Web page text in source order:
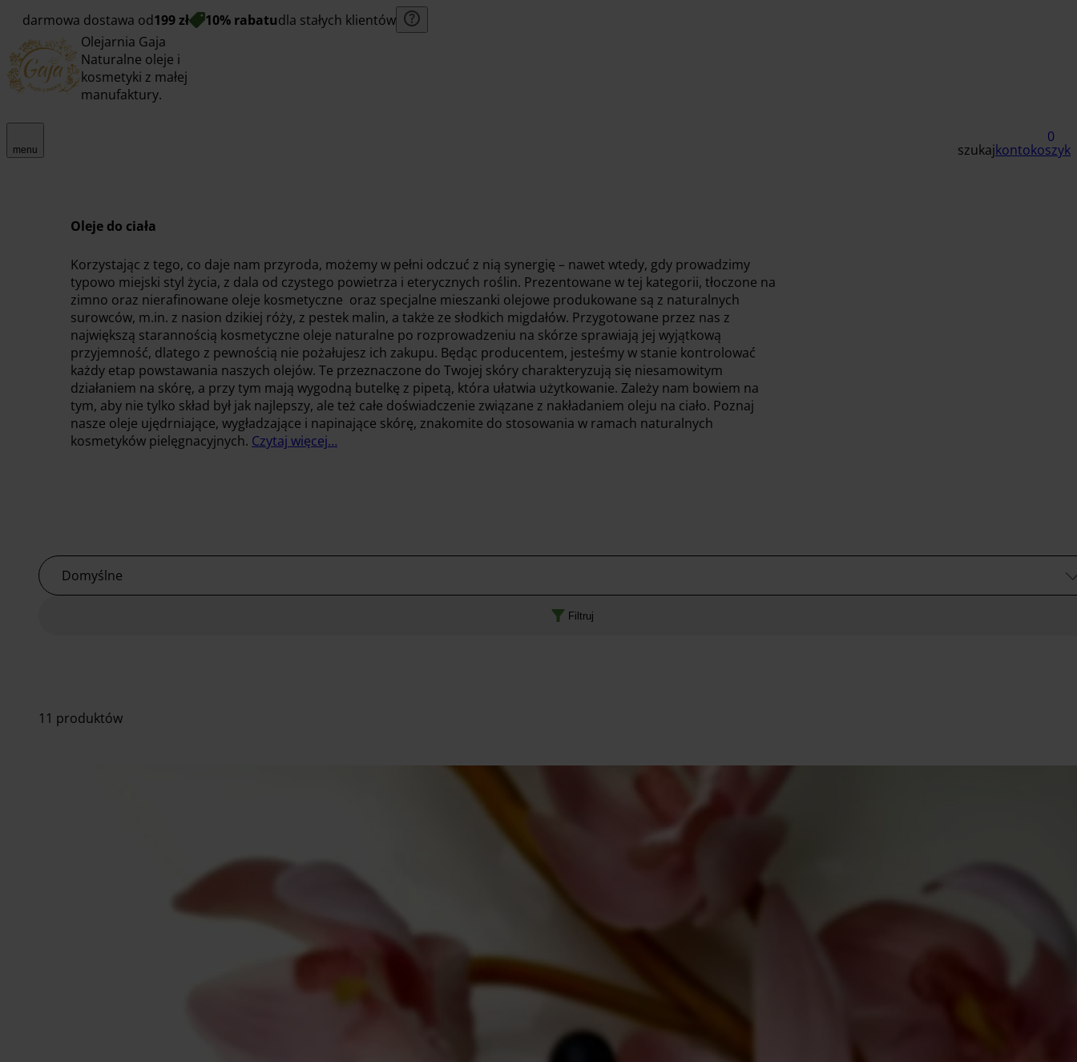
darmowa dostawa od199 zł 10% rabatudla stałych klientów
Olejarnia Gaja
Naturalne oleje i
kosmetyki z małej
manufaktury.
menu szukajkonto
0
koszyk
Oleje do ciała
Korzystając z tego, co daje nam przyroda, możemy w pełni odczuć z nią synergię – nawet wtedy, gdy prowadzimy
typowo miejski styl życia, z dala od czystego powietrza i eterycznych roślin. Prezentowane w tej kategorii, tłoczone na
zimno oraz nierafinowane oleje kosmetyczne oraz specjalne mieszanki olejowe produkowane są z naturalnych
surowców, m.in. z nasion dzikiej róży, z pestek malin, a także ze słodkich migdałów. Przygotowane przez nas z
największą starannością kosmetyczne oleje naturalne po rozprowadzeniu na skórze sprawiają jej wyjątkową
przyjemność, dlatego z pewnością nie pożałujesz ich zakupu. Będąc producentem, jesteśmy w stanie kontrolować
każdy etap powstawania naszych olejów. Te przeznaczone do Twojej skóry charakteryzują się niesamowitym
działaniem na skórę, a przy tym mają wygodną butelkę z pipetą, która ułatwia użytkowanie. Zależy nam bowiem na
tym, aby nie tylko skład był jak najlepszy, ale też całe doświadczenie związane z nakładaniem oleju na ciało. Poznaj
nasze oleje ujędrniające, wygładzające i napinające skórę, znakomite do stosowania w ramach naturalnych
kosmetyków pielęgnacyjnych. Czytaj więcej…
Domyślne
Filtruj
11 produktów